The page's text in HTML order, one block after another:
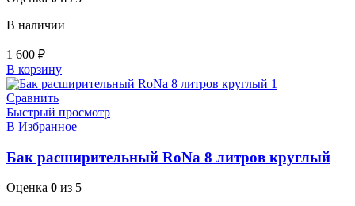
В наличии
1 600 ₽
В корзину
Сравнить
Быстрый просмотр
В Избранное
Бак расширительный RoNa 8 литров круглый
Оценка 0 из 5